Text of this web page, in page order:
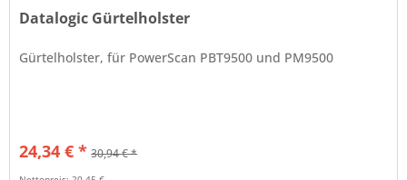
Datalogic Gürtelholster
Gürtelholster, für PowerScan PBT9500 und PM9500
24,34 € * 30,94 € *